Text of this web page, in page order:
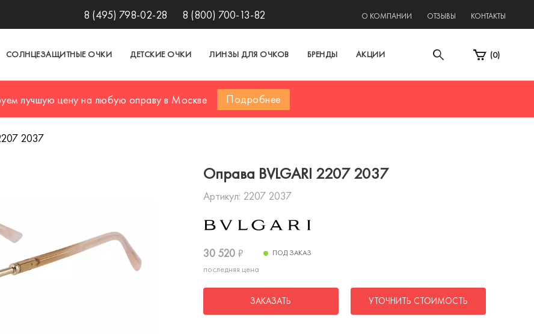
8 (495) 798-02-28 8 (800) 700-13-82 О КОМПАНИИ ОТЗЫВЫ КОНТАКТЫ
СОЛНЦЕЗАЩИТНЫЕ ОЧКИ ДЕТСКИЕ ОЧКИ ЛИНЗЫ ДЛЯ ОЧКОВ БРЕНДЫ АКЦИИ (0)
лучшую цену на любую оправу в Москве Подробнее
2037
Оправа BVLGARI 2207 2037
Артикул: 2207 2037
30 520 ₽
последняя цена
ПОД ЗАКАЗ
ЗАКАЗАТЬ УТОЧНИТЬ СТОИМОСТЬ